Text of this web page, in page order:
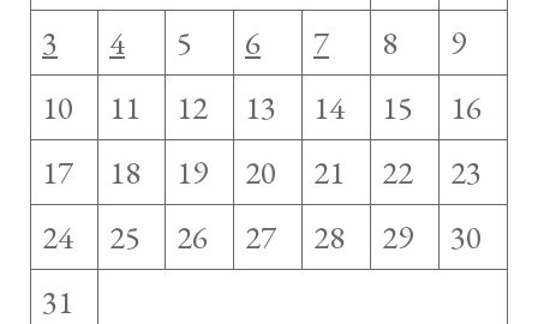
3
4 5 6 7 8
9
10
11 12 13 14 15
16
17
18 19 20 21 22
23
24
25 26 27 28 29
30
31